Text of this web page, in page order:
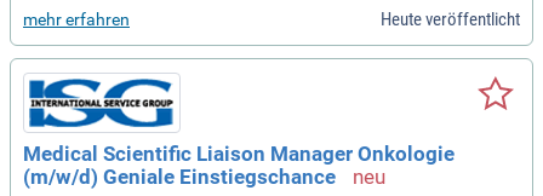
stics, with
mehr erfahren Heute veröffentlicht
Medical Scientific Liaison Manager Onkologie
(m/w/d) Geniale Einstiegschance